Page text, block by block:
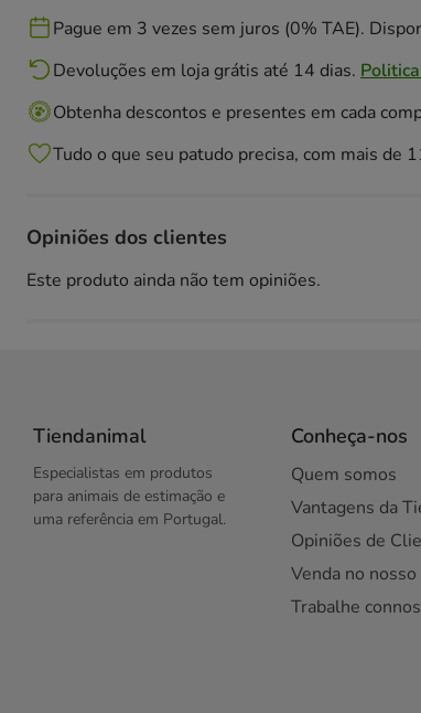
Pague em 3 vezes sem juros (0% TAE).
Devoluções em loja grátis até 14 dias.
Obtenha descontos e presentes em cada
Tudo o que seu patudo precisa, com mais de
Opiniões dos clientes
Este produto ainda não tem opiniões.
Tiendanimal
Especialistas em produtos
para animais de estimação e
uma referência em Portugal.
Conheça-nos
Quem somos
Vantagens da
Opiniões de
Venda no
Trabalhe